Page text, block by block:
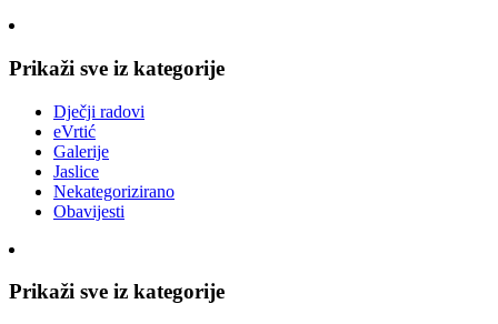
Prikaži sve iz kategorije
Dječji radovi
eVrtić
Galerije
Jaslice
Nekategorizirano
Obavijesti
Prikaži sve iz kategorije